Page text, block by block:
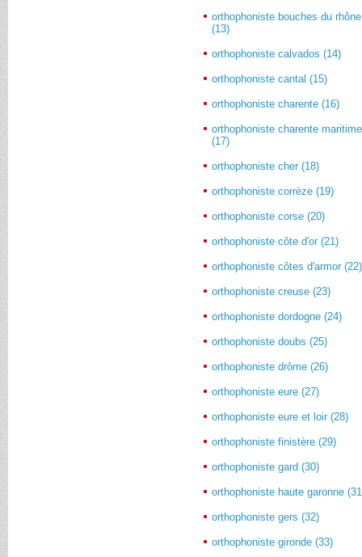
orthophoniste bouches du rhône
(13)
orthophoniste calvados (14)
orthophoniste cantal (15)
orthophoniste charente (16)
orthophoniste charente maritime
(17)
orthophoniste cher (18)
orthophoniste corrèze (19)
orthophoniste corse (20)
orthophoniste côte d'or (21)
orthophoniste côtes d'armor (22)
orthophoniste creuse (23)
orthophoniste dordogne (24)
orthophoniste doubs (25)
orthophoniste drôme (26)
orthophoniste eure (27)
orthophoniste eure et loir (28)
orthophoniste finistère (29)
orthophoniste gard (30)
orthophoniste haute garonne
orthophoniste gers (32)
orthophoniste gironde (33)